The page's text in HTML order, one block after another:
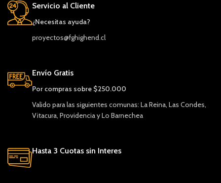
Servicio al Cliente
¿Necesitas ayuda?
proyectos@fghighend.cl
Envío Gratis
Por compras sobre $250.000
Valido para las siguientes comunas: La Reina, Las Condes,
Vitacura, Providencia y Lo Barnechea
Hasta 3 Cuotas sin Interes